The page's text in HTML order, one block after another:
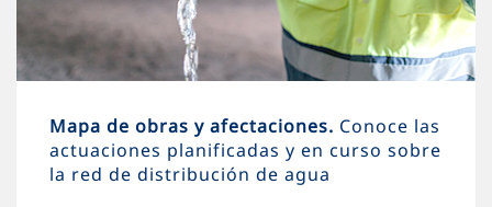
Mapa de obras y afectaciones. Conoce las
actuaciones planificadas y en curso sobre
la red de distribución de agua